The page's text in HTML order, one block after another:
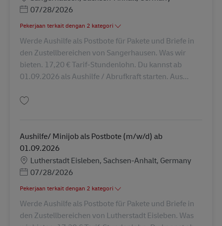
Posted Date
07/28/2026
Pekerjaan terkait dengan 2 kategori
Werde Aushilfe als Postbote für Pakete und Briefe in
den Zustellbereichen von Sangerhausen. Was wir
bieten. 17,20 € Tarif-Stundenlohn. Du kannst ab
01.09.2026 als Aushilfe / Abrufkraft starten. Aus...
Aushilfe/ Minijob als Postbote (m/w/d) ab
01.09.2026
LokasiLutherstadt Eisleben, Sachsen-Anhalt, Germany
Posted Date
07/28/2026
Pekerjaan terkait dengan 2 kategori
Werde Aushilfe als Postbote für Pakete und Briefe in
den Zustellbereichen von Lutherstadt Eisleben. Was